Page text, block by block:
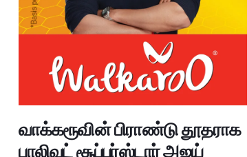
வாக்கரூவின் பிராண்டு தூதராக
பாலிவுட் சூப்பர்ஸ்டார் அஜய்